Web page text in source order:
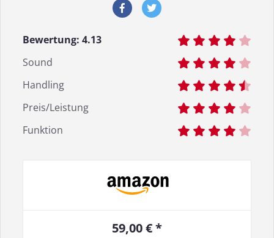
Bewertung: 4.13
Sound
Handling
Preis/Leistung
Funktion
59,00 € *